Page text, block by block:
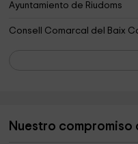
Ayuntamiento de Riudoms
Consell Comarcal del Baix
Germanes Clarisses
Nuestro compromiso